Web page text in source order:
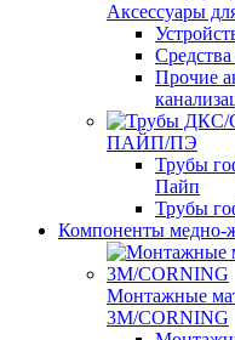
Аксессуары
Прочие
ПАЙП/ПЭ
Трубы
Пайп
Трубы
Компоненты медно-
Монтажные
3M/CORNING